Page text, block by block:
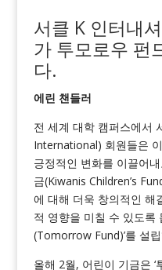
서클 K 인터내
가 투모로우 펀
다.
에린 챈들러
전 세계 대학 캠퍼스에서
International) 회원들은
긍정적인 변화를 이끌어
금(Kiwanis Children’s
에 대해 더욱 창의적인 해
적 영향을 미칠 수 있도록
(Tomorrow Fund)’를 설
올해 2월, 어린이 기금은 ‘